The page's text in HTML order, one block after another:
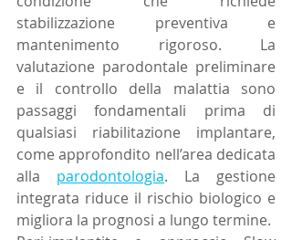
stabilizzazione preventiva e
mantenimento rigoroso. La
valutazione parodontale preliminare
e il controllo della malattia sono
passaggi fondamentali prima di
qualsiasi riabilitazione implantare,
come approfondito nell’area dedicata
alla parodontologia. La gestione
integrata riduce il rischio biologico e
migliora la prognosi a lungo termine.